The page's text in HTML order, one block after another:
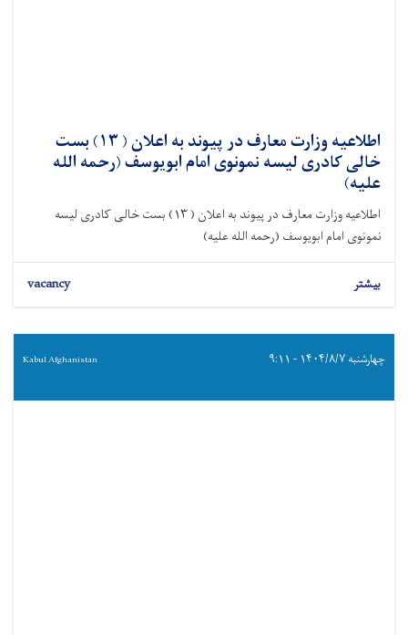
اطلاعیه وزارت معارف در پیوند به اعلان ( ۱۳) بست
خالی کادری لیسه نمونوی امام ابویوسف (رحمه الله
علیه)
اطلاعیه وزارت معارف در پیوند به اعلان ( ۱۳) بست خالی کادری لیسه
نمونوی امام ابویوسف (رحمه الله علیه)
بیشتر vacancy
چهارشنبه ۱۴۰۴/۸/۷ - ۹:۱۱ Kabul Afghanistan